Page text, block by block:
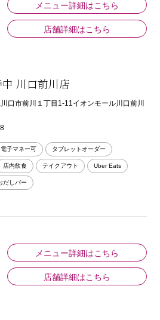
メニュー詳細はこちら
店舗詳細はこちら
川口前川店
口市前川１丁目1-11イオンモール川口前川
電子マネー可 タブレットオーダー
店内飲食 テイクアウト Uber Eats
だしバー
メニュー詳細はこちら
店舗詳細はこちら